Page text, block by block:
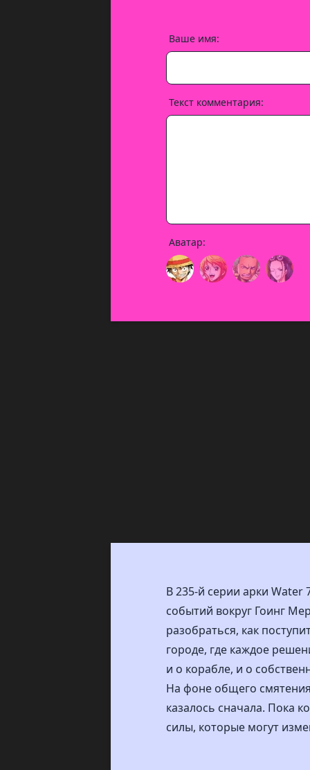
Ваше имя:
Текст комментария:
Аватар:
В 235-й серии арки
событий вокруг Гоинг
разобраться, как
городе, где каждое
и о корабле, и о
На фоне общего
казалось сначала. Пока
силы, которые могут